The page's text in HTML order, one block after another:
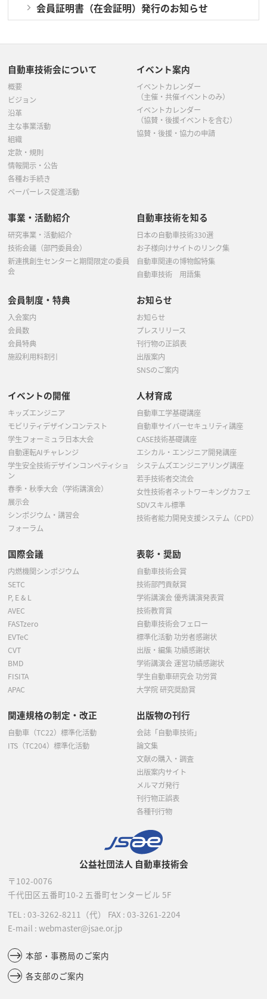
会員証明書（在会証明）発行のお知らせ
公益社団法人 自動車技術会
〒102-0076
千代田区五番町10-2 五番町センタービル 5F
TEL : 03-3262-8211 （代） FAX : 03-3261-2204
E-mail : webmaster@jsae.or.jp
本部・事務局のご案内
各支部のご案内
自動車技術会について
概要
ビジョン
沿革
主な事業活動
組織
定款・規則
情報開示・公告
各種お手続き
ペーパーレス促進活動
イベント案内
イベントカレンダー
（主催・共催イベントのみ）
イベントカレンダー
（協賛・後援イベントを含む）
協賛・後援・協力の申請
事業・活動紹介
研究事業・活動紹介
技術会議（部門委員会）
新連携創生センターと期間限定の委員
会
自動車技術を知る
日本の自動車技術330選
お子様向けサイトのリンク集
自動車関連の博物館特集
自動車技術 用語集
会員制度・特典
入会案内
会員数
会員特典
施設利用料割引
お知らせ
お知らせ
プレスリリース
刊行物の正誤表
出版案内
SNSのご案内
イベントの開催
キッズエンジニア
モビリティデザインコンテスト
学生フォーミュラ日本大会
自動運転AIチャレンジ
学生安全技術デザインコンペティショ
ン
春季・秋季大会（学術講演会）
展示会
シンポジウム・講習会
フォーラム
人材育成
自動車工学基礎講座
自動車サイバーセキュリティ講座
CASE技術基礎講座
エシカル・エンジニア開発講座
システムズエンジニアリング講座
若手技術者交流会
女性技術者ネットワーキングカフェ
SDVスキル標準
技術者能力開発支援システム（CPD）
国際会議
内燃機関シンポジウム
SETC
P, E & L
AVEC
FASTzero
EVTeC
CVT
BMD
FISITA
APAC
表彰・奨励
自動車技術会賞
技術部門貢献賞
学術講演会 優秀講演発表賞
技術教育賞
自動車技術会フェロー
標準化活動 功労者感謝状
出版・編集 功績感謝状
学術講演会 運営功績感謝状
学生自動車研究会 功労賞
大学院 研究奨励賞
関連規格の制定・改正
自動車（TC22）標準化活動
ITS（TC204）標準化活動
出版物の刊行
会誌「自動車技術」
論文集
文献の購入・調査
出版案内サイト
メルマガ発行
刊行物正誤表
各種刊行物